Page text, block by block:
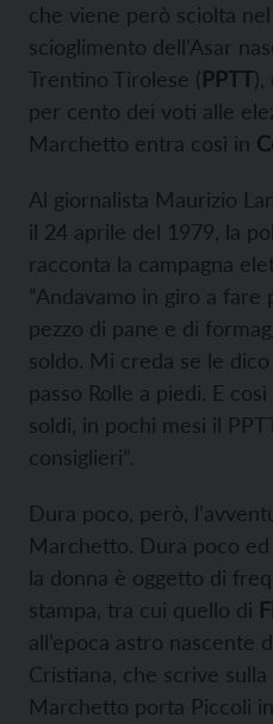
che viene però sciolta
scioglimento dell’Asar
Trentino Tirolese (PPTT),
per cento dei voti alle
Marchetto entra così in
Al giornalista Maurizio
il 24 aprile del 1979, la
racconta la campagna
“Andavamo in giro a fare
pezzo di pane e di
soldo. Mi creda se le
passo Rolle a piedi. E
soldi, in pochi mesi il
consiglieri”.
Dura poco, però,
Marchetto. Dura poco
la donna è oggetto di
stampa, tra cui quello di
all’epoca astro nascente
Cristiana, che scrive sulla
Marchetto porta Piccoli